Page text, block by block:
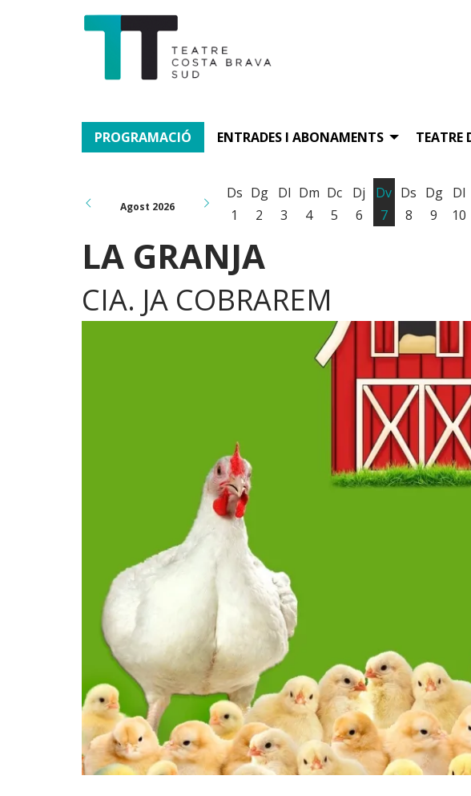
PROGRAMACIÓ ENTRADES I ABONAMENTS TEATRE
Agost 2026
Ds
1
Dg
2
Dl
3
Dm
4
Dc
5
Dj
6
Dv
7
Ds
8
Dg
9
Dl
10
LA GRANJA
CIA. JA COBRAREM